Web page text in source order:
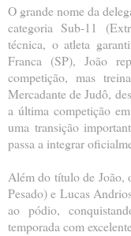
O grande nome da
categoria Sub-11
técnica, o atleta
Franca (SP), João
competição, mas
Mercadante de Judô,
a última competição
uma transição
passa a integrar
Além do título de João,
Pesado) e Lucas
ao pódio,
temporada com